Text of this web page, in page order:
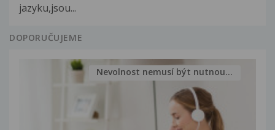
jazyku,jsou...
DOPORUČUJEME
Nevolnost nemusí být nutnou...